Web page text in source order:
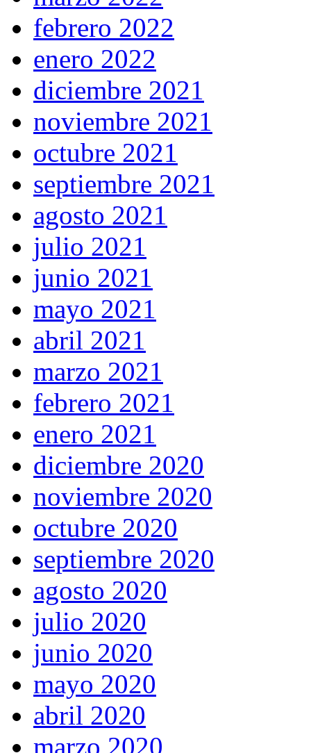
febrero 2022
enero 2022
diciembre 2021
noviembre 2021
octubre 2021
septiembre 2021
agosto 2021
julio 2021
junio 2021
mayo 2021
abril 2021
marzo 2021
febrero 2021
enero 2021
diciembre 2020
noviembre 2020
octubre 2020
septiembre 2020
agosto 2020
julio 2020
junio 2020
mayo 2020
abril 2020
marzo 2020